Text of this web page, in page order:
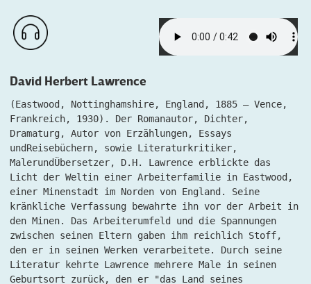
David Herbert Lawrence
(Eastwood, Nottinghamshire, England, 1885 – Vence,
Frankreich, 1930). Der Romanautor, Dichter,
Dramaturg, Autor von Erzählungen, Essays
undReisebüchern, sowie Literaturkritiker,
MalerundÜbersetzer, D.H. Lawrence erblickte das
Licht der Weltin einer Arbeiterfamilie in Eastwood,
einer Minenstadt im Norden von England. Seine
kränkliche Verfassung bewahrte ihn vor der Arbeit in
den Minen. Das Arbeiterumfeld und die Spannungen
zwischen seinen Eltern gaben ihm reichlich Stoff,
den er in seinen Werken verarbeitete. Durch seine
Literatur kehrte Lawrence mehrere Male in seinen
Geburtsort zurück, den er "das Land seines